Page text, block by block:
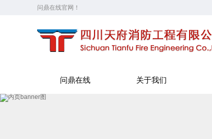
问鼎在线官网！
问鼎在线 关于我们